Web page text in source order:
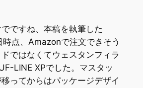
ですね、本稿を執筆した
点、Amazonで注文できそう
ではなくてウェスタンフィラ
LINE XPでした。マスタッ
移ってからはパッケージデザイ